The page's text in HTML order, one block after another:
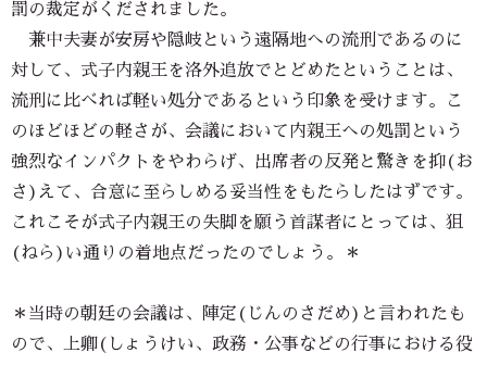
罰の裁定がくだされました。
兼中夫妻が安房や隠岐という遠隔地への流刑であるのに
対して、式子内親王を洛外追放でとどめたということは、
流刑に比べれば軽い処分であるという印象を受けます。こ
のほどほどの軽さが、会議において内親王への処罰という
強烈なインパクトをやわらげ、出席者の反発と驚きを抑(お
さ)えて、合意に至らしめる妥当性をもたらしたはずです。
これこそが式子内親王の失脚を願う首謀者にとっては、狙
(ねら)い通りの着地点だったのでしょう。＊
＊当時の朝廷の会議は、陣定(じんのさだめ)と言われたも
ので、上卿(しょうけい、政務・公事などの行事における役